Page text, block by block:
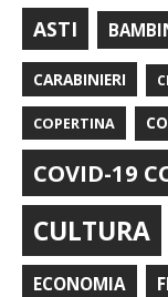
ASTI
CARABINIERI
COPERTINA
COVID-19
CULTURA
ECONOMIA